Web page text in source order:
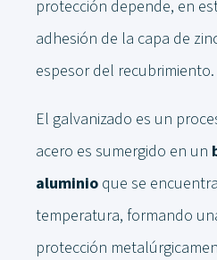
protección depende, en
adhesión de la capa de
espesor del recubrimiento.
El galvanizado es un
acero es sumergido en un
aluminio que se
temperatura, formando
protección